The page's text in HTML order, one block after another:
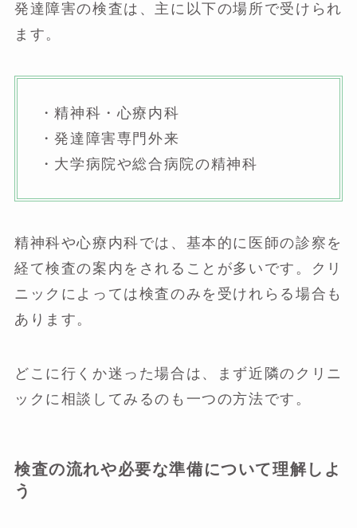
発達障害の検査は、主に以下の場所で受けられ
ます。
・精神科・心療内科
・発達障害専門外来
・大学病院や総合病院の精神科
精神科や心療内科では、基本的に医師の診察を
経て検査の案内をされることが多いです。クリ
ニックによっては検査のみを受けれらる場合も
あります。
どこに行くか迷った場合は、まず近隣のクリニ
ックに相談してみるのも一つの方法です。
検査の流れや必要な準備について理解しよ
う